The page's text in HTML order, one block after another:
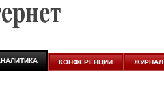
КОНФЕРЕНЦИИ ЖУРНАЛ